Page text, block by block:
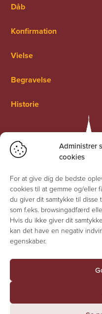
Administrer
cookies
For at give dig de bedste
cookies til at gemme og/eller
du giver dit samtykke til
som f.eks. browsingadfærd
Hvis du ikke giver dit
kan det have en negativ
egenskaber.
Dåb
Konfirmation
Vielse
Begravelse
Historie